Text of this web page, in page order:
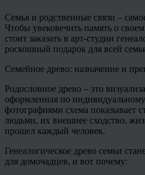
Семья и родственные связи –
Чтобы увековечить память о
стоит заказать в арт-студии
роскошный подарок для всей
Семейное древо: назначение и
Родословное древо – это
оформленная по
фотографиями схема показывает
людьми, их внешнее сходство,
прошел каждый человек.
Генеалогическое древо семьи
для домочадцев, и вот почему: